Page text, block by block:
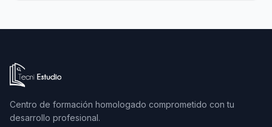
Ir a la página de inicio de Tecni Estudio
Centro de formación homologado comprometido con tu
desarrollo profesional.